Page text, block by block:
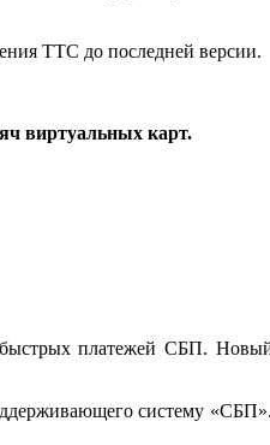
ТТС до последней версии.
виртуальных карт.
платежей СБП.
систему